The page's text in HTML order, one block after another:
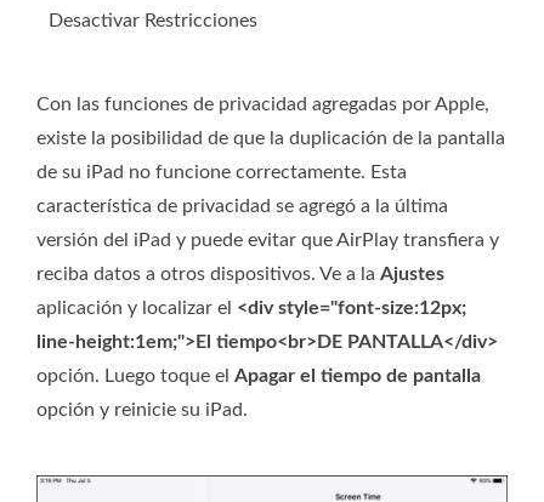
Desactivar Restricciones
Con las funciones de privacidad agregadas por Apple,
existe la posibilidad de que la duplicación de la pantalla
de su iPad no funcione correctamente. Esta
característica de privacidad se agregó a la última
versión del iPad y puede evitar que AirPlay transfiera y
reciba datos a otros dispositivos. Ve a la Ajustes
aplicación y localizar el <div style="font-size:12px;
line-height:1em;">El tiempo<br>DE PANTALLA</div>
opción. Luego toque el Apagar el tiempo de pantalla
opción y reinicie su iPad.